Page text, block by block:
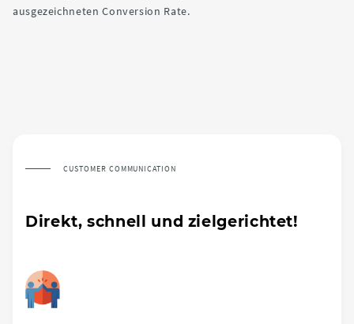
ausgezeichneten Conversion Rate.
CUSTOMER COMMUNICATION
Direkt, schnell und zielgerichtet!